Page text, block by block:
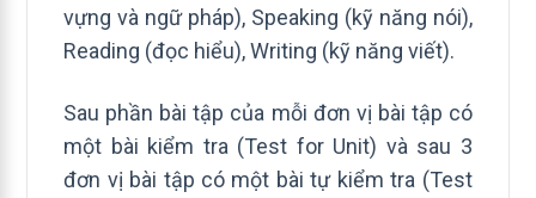
vựng và ngữ pháp), Speaking (kỹ năng nói),
Reading (đọc hiểu), Writing (kỹ năng viết).
Sau phần bài tập của mỗi đơn vị bài tập có
một bài kiểm tra (Test for Unit) và sau 3
đơn vị bài tập có một bài tự kiểm tra (Test